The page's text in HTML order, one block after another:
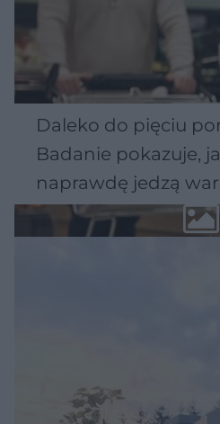
Daleko do pięciu
Badanie pokazuje,
naprawdę jedzą